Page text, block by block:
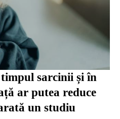
sarcinii și în
ar putea reduce
un studiu